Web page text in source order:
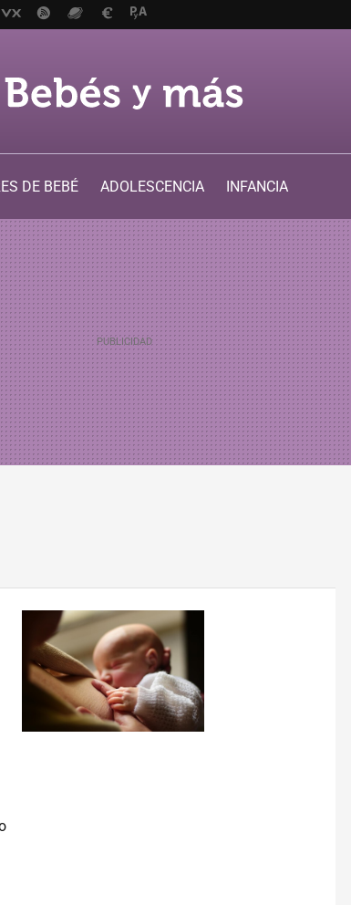
DE BEBÉ ADOLESCENCIA
INFANCIA